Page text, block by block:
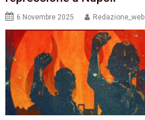
6 Novembre 2025 Redazione_web